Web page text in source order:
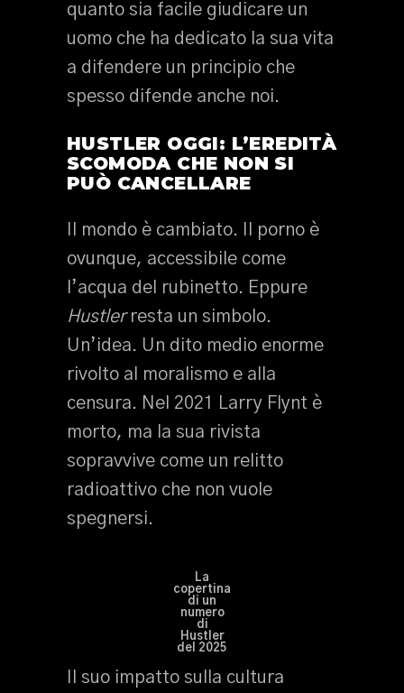
quanto sia facile giudicare un
uomo che ha dedicato la sua vita
a difendere un principio che
spesso difende anche noi.
HUSTLER OGGI: L’EREDITÀ
SCOMODA CHE NON SI
PUÒ CANCELLARE
Il mondo è cambiato. Il porno è
ovunque, accessibile come
l’acqua del rubinetto. Eppure
Hustlerresta un simbolo.
Un’idea. Un dito medio enorme
rivolto al moralismo e alla
censura. Nel 2021 Larry Flynt è
morto, ma la sua rivista
sopravvive come un relitto
radioattivo che non vuole
spegnersi.
La
copertina
di un
numero
di
Hustler
del 2025
Il suo impatto sulla cultura